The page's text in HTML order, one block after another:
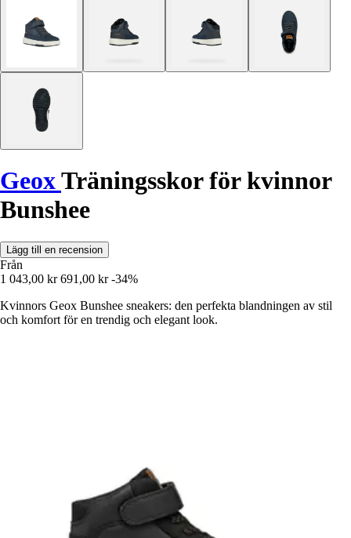
GeoxTräningsskor för kvinnor
Bunshee
Lägg till en recension
Från
1 043,00 kr 691,00 kr -34%
Kvinnors Geox Bunshee sneakers: den perfekta blandningen av stil
och komfort för en trendig och elegant look.